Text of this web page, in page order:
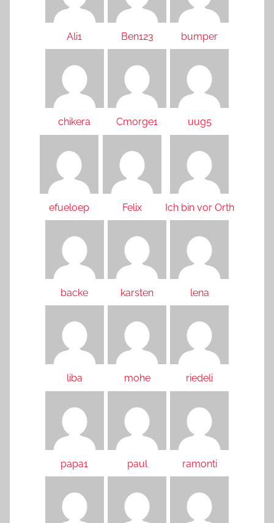
Ali1 Ben123 bumper
chikera Cmorge1 uug5
efueloep Felix Ich bin vor Orth
backe karsten lena
liba mohe riedeli
papa1 paul ramonti